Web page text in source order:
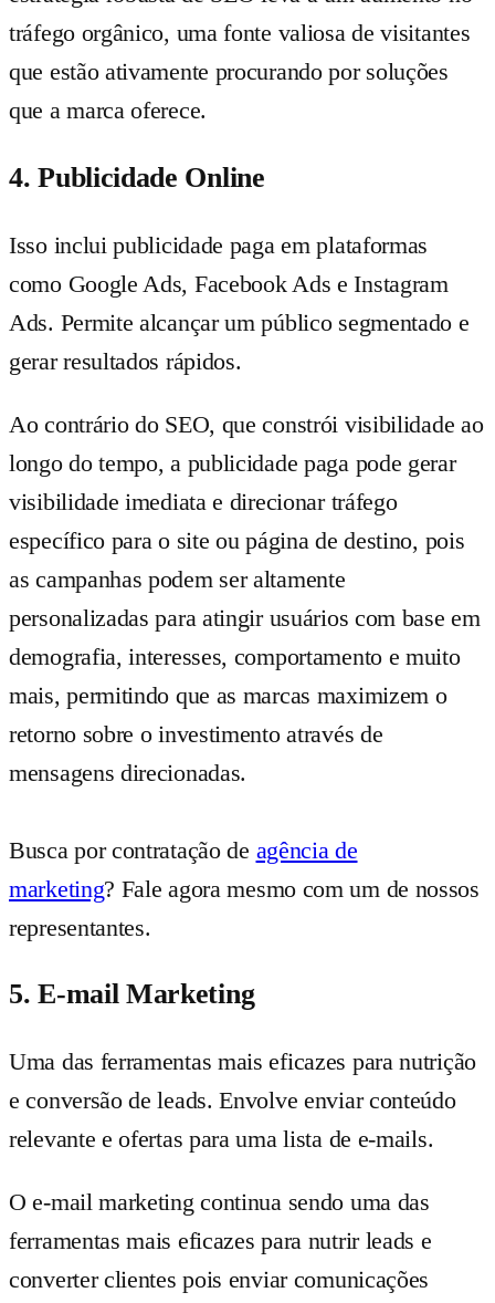
tráfego orgânico, uma fonte valiosa de visitantes
que estão ativamente procurando por soluções
que a marca oferece.
4. Publicidade Online
Isso inclui publicidade paga em plataformas
como Google Ads, Facebook Ads e Instagram
Ads. Permite alcançar um público segmentado e
gerar resultados rápidos.
Ao contrário do SEO, que constrói visibilidade ao
longo do tempo, a publicidade paga pode gerar
visibilidade imediata e direcionar tráfego
específico para o site ou página de destino, pois
as campanhas podem ser altamente
personalizadas para atingir usuários com base em
demografia, interesses, comportamento e muito
mais, permitindo que as marcas maximizem o
retorno sobre o investimento através de
mensagens direcionadas.
Busca por contratação de agência de
marketing? Fale agora mesmo com um de nossos
representantes.
5. E-mail Marketing
Uma das ferramentas mais eficazes para nutrição
e conversão de leads. Envolve enviar conteúdo
relevante e ofertas para uma lista de e-mails.
O e-mail marketing continua sendo uma das
ferramentas mais eficazes para nutrir leads e
converter clientes pois enviar comunicações